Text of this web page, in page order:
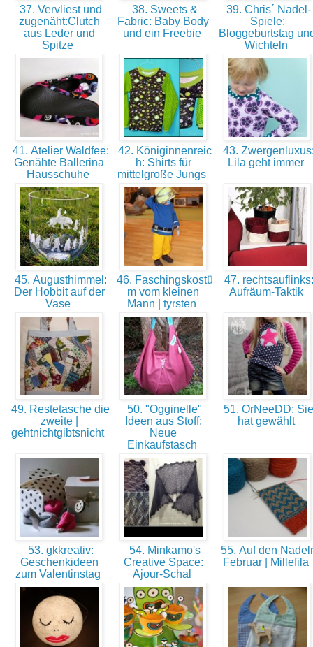
37. Vervliest und
zugenäht:Clutch
aus Leder und
Spitze
38. Sweets &
Fabric: Baby Body
und ein Freebie
39. Chris´ Nadel-
Spiele:
Bloggeburtstag
Wichteln
41. Atelier Waldfee:
Genähte Ballerina
Hausschuhe
42. Königinnenreic
h: Shirts für
mittelgroße Jungs
43.
Lila geht immer
45. Augusthimmel:
Der Hobbit auf der
Vase
46. Faschingskostü
m vom kleinen
Mann | tyrsten
47. rechtsauflinks:
Aufräum-Taktik
49. Restetasche die
zweite |
gehtnichtgibtsnicht
50. "Ogginelle"
Ideen aus Stoff:
Neue
Einkaufstasch
51. OrNeeDD: Sie
hat gewählt
53. gkkreativ:
Geschenkideen
zum Valentinstag
54. Minkamo's
Creative Space:
Ajour-Schal
55. Auf den
Februar | Millefila